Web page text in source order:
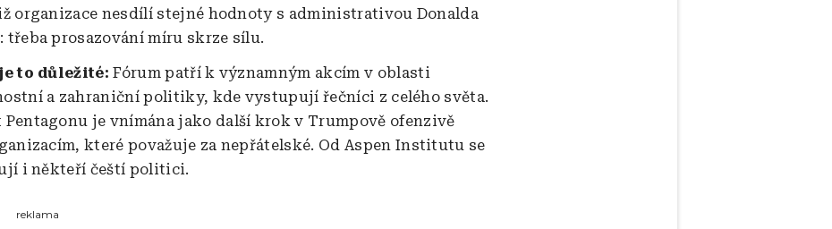
organizace nesdílí stejné hodnoty s administrativou Donalda
třeba prosazování míru skrze sílu.
je to důležité:Fórum patří k významným akcím v oblasti
a zahraniční politiky, kde vystupují řečníci z celého světa.
Pentagonu je vnímána jako další krok v Trumpově ofenzivě
které považuje za nepřátelské. Od Aspen Institutu se
i někteří čeští politici.
reklama